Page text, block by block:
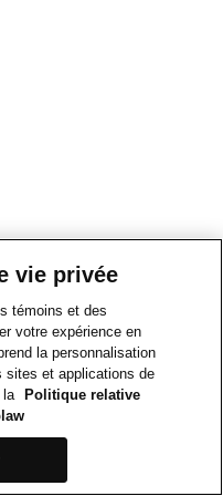
vie privée
témoins et des
votre expérience en
la personnalisation
sites et applications de
la
Politique relative